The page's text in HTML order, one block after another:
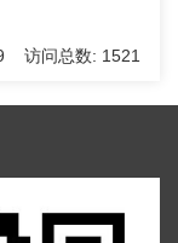
访问总数: 1521